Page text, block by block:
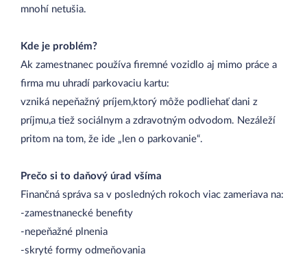
mnohí netušia.
Kde je problém?
Ak zamestnanec používa firemné vozidlo aj mimo práce a
firma mu uhradí parkovaciu kartu:
vzniká nepeňažný príjem,ktorý môže podliehať dani z
príjmu,a tiež sociálnym a zdravotným odvodom. Nezáleží
pritom na tom, že ide „len o parkovanie“.
Prečo si to daňový úrad všíma
Finančná správa sa v posledných rokoch viac zameriava na:
-zamestnanecké benefity
-nepeňažné plnenia
-skryté formy odmeňovania